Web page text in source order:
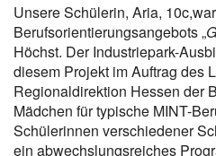
Unsere Schülerin, Aria,
Berufsorientierungsangebots „
Höchst. Der Industriepark-
diesem Projekt im Auftrag des
Regionaldirektion Hessen der
Mädchen für typische MINT-
Schülerinnen verschiedener
ein abwechslungsreiches